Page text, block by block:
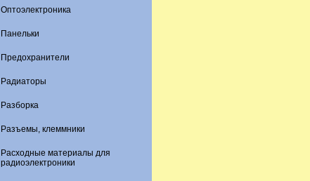
Оптоэлектроника
Панельки
Предохранители
Радиаторы
Разборка
Разъемы, клеммники
Расходные материалы для
радиоэлектроники